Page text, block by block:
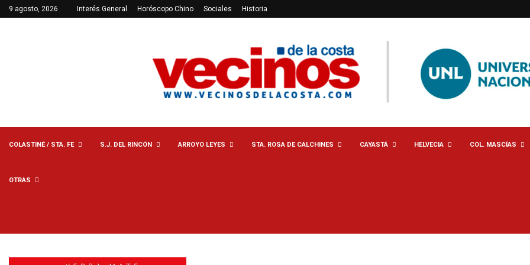
9 agosto, 2026 Interés General Horóscopo Chino Sociales Historia
COLASTINÉ / STA. FE S.J. DEL RINCÓN ARROYO LEYES STA. ROSA DE CALCHINES CAYASTÁ HELVECIA COL. MASCÍAS
OTRAS